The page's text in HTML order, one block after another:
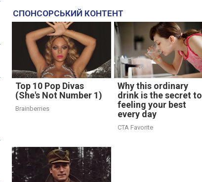
СПОНСОРСЬКИЙ КОНТЕНТ
Top 10 Pop Divas
(She's Not Number 1)
Brainberries
Why this ordinary
drink is the secret to
feeling your best
every day
CTA Favorite